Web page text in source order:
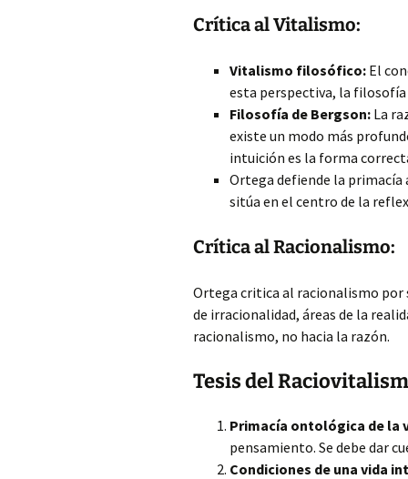
Crítica al Vitalismo:
Vitalismo filosófico: El
esta perspectiva, la
Filosofía de Bergson: La
existe un modo más
intuición es la forma
Ortega defiende la
sitúa en el centro de la
Crítica al Racionalismo:
Ortega critica al racionalismo por
de irracionalidad, áreas de la
racionalismo, no hacia la razón.
Tesis del
Primacía ontológica de la
pensamiento. Se debe dar
Condiciones de una vida